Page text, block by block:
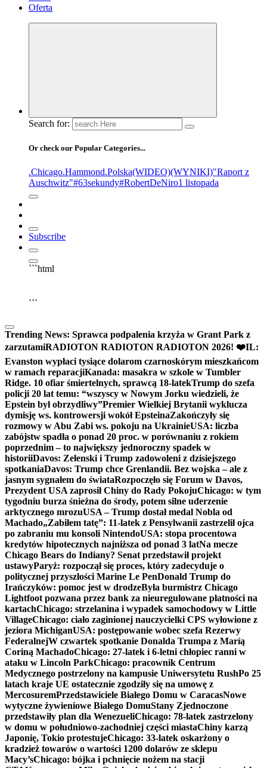
Oferta
Search for:
Or check our Popular Categories...
.Chicago.Hammond.Polska(WIDEO)(WYNIKI)"Raport z
Auschwitz"#63sekundy#RobertDeNiro1 listopada
Subscribe
```html
```
Trending News: Sprawca podpalenia krzyża w Grant Park z
zarzutamiRADIOTON RADIOTON RADIOTON 2026! ❤️IL:
Evanston wypłaci tysiące dolarom czarnoskórym mieszkańcom
w ramach reparacjiKanada: masakra w szkole w Tumbler
Ridge. 10 ofiar śmiertelnych, sprawcą 18-latekTrump do szefa
policji 20 lat temu: “wszyscy w Nowym Jorku wiedzieli, że
Epstein był obrzydliwy”Premier Wielkiej Brytanii wyklucza
dymisję ws. kontrowersji wokół EpsteinaZakończyły się
rozmowy w Abu Zabi ws. pokoju na UkrainieUSA: liczba
zabójstw spadła o ponad 20 proc. w porównaniu z rokiem
poprzednim – to największy jednoroczny spadek w
historiiDavos: Zełenski i Trump zadowoleni z dzisiejszego
spotkaniaDavos: Trump chce Grenlandii. Bez wojska – ale z
jasnym sygnałem do świataRozpoczęło się Forum w Davos,
Prezydent USA zaprosił Chiny do Rady PokojuChicago: w tym
tygodniu burza śnieżna do środy, potem silne uderzenie
arktycznego mrozuUSA – Trump dostał medal Nobla od
Machado„Zabiłem tatę”: 11-latek z Pensylwanii zastrzelił ojca
po zabraniu mu konsoli NintendoUSA: stopa procentowa
kredytów hipotecznych najniższa od ponad 3 latNa mecze
Chicago Bears do Indiany? Senat przedstawił projekt
ustawyParyż: rozpoczął się proces, który zadecyduje o
politycznej przyszłości Marine Le PenDonald Trump do
Irańczyków: pomoc jest w drodzeByła burmistrz Chicago
Lightfoot pozwana przez bank za nieuregulowane płatności na
kartachChicago: strzelanina i wypadek samochodowy w Little
VillageChicago: ciało zaginionej nauczycielki CPS wyłowione z
jeziora MichiganUSA: postępowanie wobec szefa Rezerwy
FederalnejW czwartek spotkanie Donalda Trumpa z Maríą
Coriną MachadoChicago: 27-latek i 6-letni chłopiec ranni w
ataku w Lincoln ParkChicago: pracownik Centrum
Medycznego postrzelony na kampusie Uniwersytetu RushPo 25
latach kraje UE ostatecznie zgodziły się na umowę z
MercosuremPrzedstawiciele Białego Domu w CaracasNowe
wytyczne żywieniowe Białego DomuStany Zjednoczone
przedstawiły plan dla WenezueliChicago: 78-latek zastrzelony
w domu w południowo-zachodniej części miastaChiny karzą
Japonię, Tokio protestujeChicago: 33-latek oskarżony o
kradzież towarów o wartości 1200 dolarów ze sklepu
Macy’sChicago: bójka i pchnięcie nożem na stacji